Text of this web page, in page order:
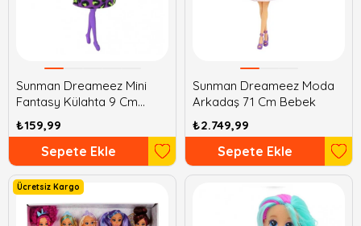
Sunman Dreameez Mini
Fantasy Külahta 9 Cm
Bebek
₺159,99
Sepete Ekle
Sunman Dreameez Moda
Arkadaş 71 Cm Bebek
₺2.749,99
Sepete Ekle
Ücretsiz Kargo